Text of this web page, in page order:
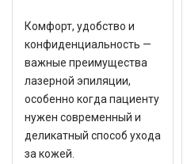
Комфорт, удобство и
конфиденциальность —
важные преимущества
лазерной эпиляции,
особенно когда пациенту
нужен современный и
деликатный способ ухода
за кожей.